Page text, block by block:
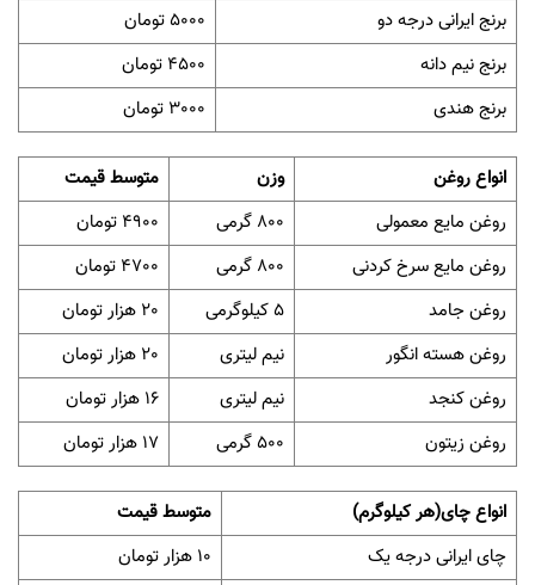
برنج ایرانی درجه دو
5000 تومان
برنج نیم دانه
4500 تومان
برنج هندی
3000 تومان
انواع روغن وزن
متوسط قیمت
روغن مایع معمولی
800 گرمی
4900 تومان
روغن مایع سرخ کردنی
800 گرمی
4700 تومان
روغن جامد
5 کیلوگرمی
20 هزار تومان
روغن هسته انگور
نیم لیتری
20 هزار تومان
روغن کنجد
نیم لیتری
16 هزار تومان
روغن زیتون
500 گرمی 17 هزار تومان
انواع چای(هر کیلوگرم)
متوسط قیمت
چای ایرانی درجه یک
10 هزار تومان